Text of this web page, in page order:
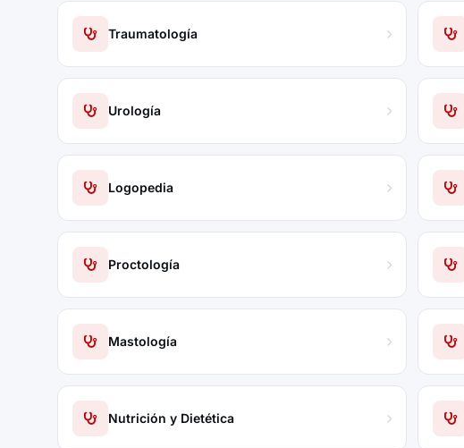
Traumatología
Urología
Logopedia
Proctología
Mastología
Nutrición y Dietética